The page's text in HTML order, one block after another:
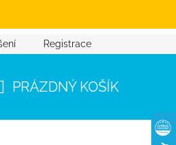
Registrace
PRÁZDNÝ KOŠÍK